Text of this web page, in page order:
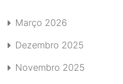
Março 2026
Dezembro 2025
Novembro 2025